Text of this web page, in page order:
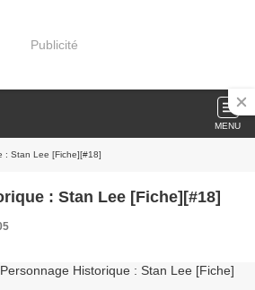
Publicité
MENU
: Stan Lee [Fiche][#18]
: Stan Lee [Fiche][#18]